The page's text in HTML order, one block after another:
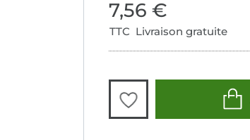
7,56 €
TTC Livraison gratuite